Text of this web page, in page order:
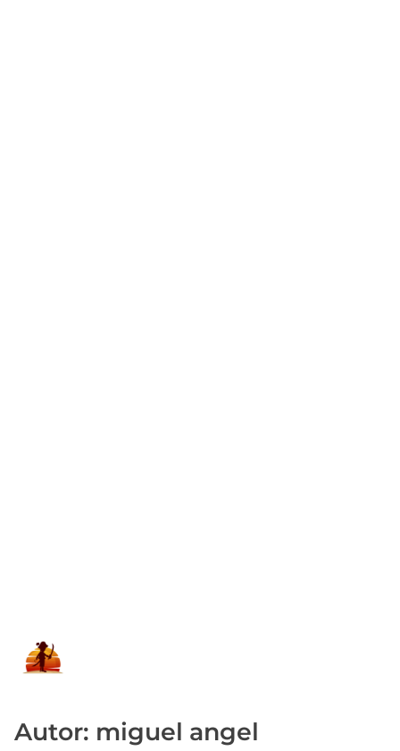
Autor: miguel angel